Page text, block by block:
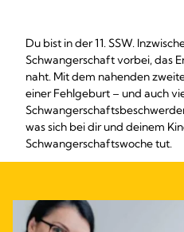
Du bist in der 11. SSW.
Schwangerschaft vorbei, das
naht. Mit dem nahenden
einer Fehlgeburt – und auch
was sich bei dir und deinem
Schwangerschaftswoche tut.